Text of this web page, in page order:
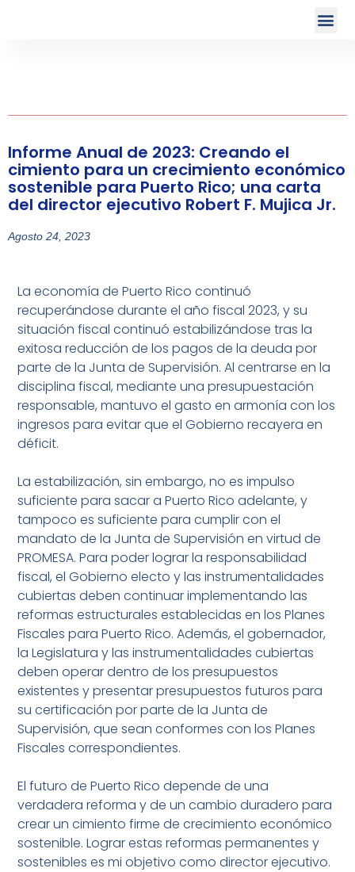
Informe Anual de 2023: Creando el
cimiento para un crecimiento económico
sostenible para Puerto Rico; una carta
del director ejecutivo Robert F. Mujica Jr.
Agosto 24, 2023
La economía de Puerto Rico continuó
recuperándose durante el año fiscal 2023, y su
situación fiscal continuó estabilizándose tras la
exitosa reducción de los pagos de la deuda por
parte de la Junta de Supervisión. Al centrarse en la
disciplina fiscal, mediante una presupuestación
responsable, mantuvo el gasto en armonía con los
ingresos para evitar que el Gobierno recayera en
déficit.
La estabilización, sin embargo, no es impulso
suficiente para sacar a Puerto Rico adelante, y
tampoco es suficiente para cumplir con el
mandato de la Junta de Supervisión en virtud de
PROMESA. Para poder lograr la responsabilidad
fiscal, el Gobierno electo y las instrumentalidades
cubiertas deben continuar implementando las
reformas estructurales establecidas en los Planes
Fiscales para Puerto Rico. Además, el gobernador,
la Legislatura y las instrumentalidades cubiertas
deben operar dentro de los presupuestos
existentes y presentar presupuestos futuros para
su certificación por parte de la Junta de
Supervisión, que sean conformes con los Planes
Fiscales correspondientes.
El futuro de Puerto Rico depende de una
verdadera reforma y de un cambio duradero para
crear un cimiento firme de crecimiento económico
sostenible. Lograr estas reformas permanentes y
sostenibles es mi objetivo como director ejecutivo.